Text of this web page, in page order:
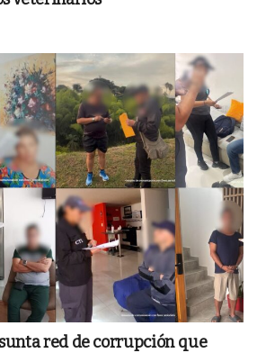
red de corrupción que